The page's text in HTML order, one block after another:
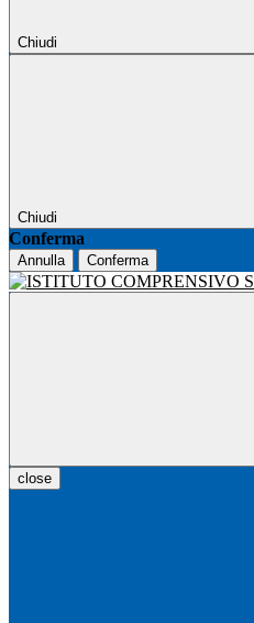
Chiudi
Chiudi
Conferma
Annulla Conferma
close